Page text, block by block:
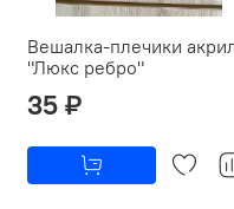
Вешалка-плечики
"Люкс ребро"
35 ₽